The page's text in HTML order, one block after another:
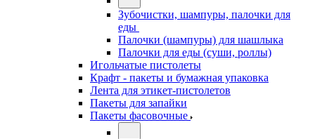
Зубочистки, шампуры, палочки для
еды
Палочки (шампуры) для шашлыка
Палочки для еды (суши, роллы)
Игольчатые пистолеты
Крафт - пакеты и бумажная упаковка
Лента для этикет-пистолетов
Пакеты для запайки
Пакеты фасовочные